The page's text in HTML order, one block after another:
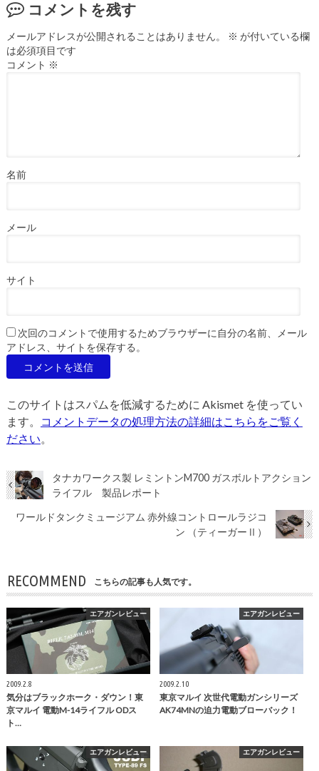
コメントを残す
メールアドレスが公開されることはありません。 ※ が付いている欄
は必須項目です
コメント ※
名前
メール
サイト
次回のコメントで使用するためブラウザーに自分の名前、メール
アドレス、サイトを保存する。
このサイトはスパムを低減するために Akismet を使ってい
ます。
コメントデータの処理方法の詳細はこちらをご覧く
ださい。
タナカワークス製 レミントンM700 ガスボルトアクション
ライフル 製品レポート
ワールドタンクミュージアム 赤外線コントロールラジコ
ン （ティーガーⅡ）
RECOMMEND こちらの記事も人気です。
エアガンレビュー
2009.2.8
気分はブラックホーク・ダウン！東
京マルイ 電動M-14ライフル ODス
ト…
エアガンレビュー
2009.2.10
東京マルイ 次世代電動ガンシリーズ
AK74MNの迫力電動ブローバック！
エアガンレビュー エアガンレビュー